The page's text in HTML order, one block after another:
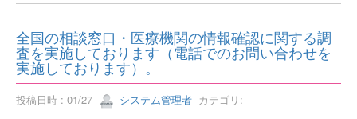
全国の相談窓口・医療機関の情報確認に関する調
査を実施しております（電話でのお問い合わせを
実施しております）。
投稿日時 : 01/27 システム管理者 カテゴリ: